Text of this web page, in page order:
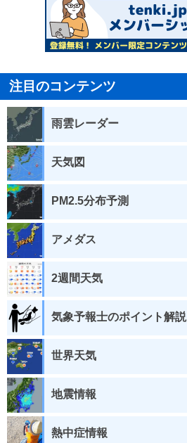
注目のコンテンツ
雨雲レーダー
天気図
PM2.5分布予測
アメダス
2週間天気
気象予報士のポイント解説
世界天気
地震情報
熱中症情報